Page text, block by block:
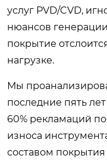
услуг PVD/CVD,
нюансов
покрытие
нагрузке.
Мы
последние пять
60% рекламаций
износа
составом покрытия